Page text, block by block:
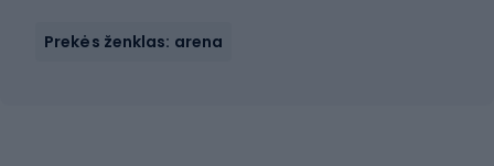
Prekės ženklas: arena